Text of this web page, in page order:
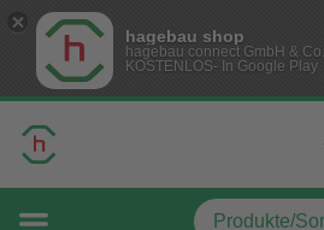
hagebau shop
hagebau connect GmbH &
KOSTENLOS- In Google Play